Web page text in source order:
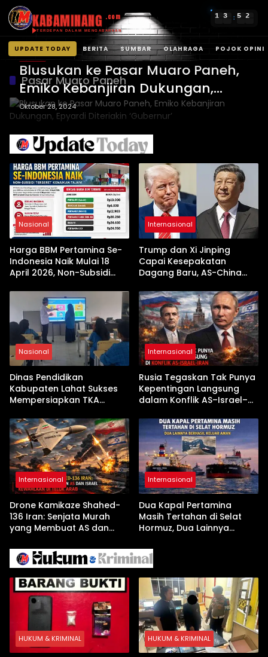
KABAMINANG .com
TERDEPAN DALAM MENGABARKAN
1 3 : 5 2
UPDATE TODAY BERITA SUMBAR OLAHRAGA POJOK OPINI
Langsung
konten
Pasar Muaro Paneh
BERITA
Blusukan ke Pasar Muaro Paneh,
Emiko Kebanjiran Dukungan,
Epyardi Diteriakin ‘Gubernur’
Oktober 28, 2024
Nasional
Harga BBM Pertamina Se-
Indonesia Naik Mulai 18
April 2026, Non-Subsidi
Internasional
Trump dan Xi Jinping
Capai Kesepakatan
Dagang Baru, AS-China
Jelang Kunjungan Beijing
Nasional
Dinas Pendidikan
Kabupaten Lahat Sukses
Mempersiapkan TKA
Pembekalan Latihan Soal
Tanpa Internet
Internasional
Rusia Tegaskan Tak Punya
Kepentingan Langsung
dalam Konflik AS–Israel–
Internasional
Drone Kamikaze Shahed-
136 Iran: Senjata Murah
yang Membuat AS dan
Arab
Internasional
Dua Kapal Pertamina
Masih Tertahan di Selat
Hormuz, Dua Lainnya
HUKUM & KRIMINAL HUKUM & KRIMINAL